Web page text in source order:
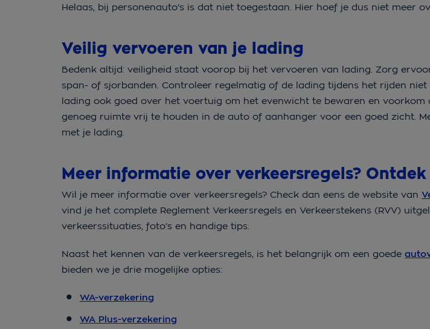
Helaas, bij personenauto's is dat niet toegestaan. Hier hoef je dus niet meer
Veilig vervoeren van je lading
Bedenk altijd: veiligheid staat voorop bij het vervoeren van lading. Zorg
span- of sjorbanden. Controleer regelmatig of de lading tijdens het rijden
lading ook goed over het voertuig om het evenwicht te bewaren en voorkom
genoeg ruimte vrij te houden in de auto of aanhanger voor een goed zicht.
met je lading.
Meer informatie over verkeersregels?
Wil je meer informatie over verkeersregels? Check dan eens de website van
vind je het complete Reglement Verkeersregels en Verkeerstekens (RVV)
verkeerssituaties, foto’s en handige tips.
Naast het kennen van de verkeersregels, is het belangrijk om een goede
bieden we je drie mogelijke opties:
WA-verzekering
WA Plus-verzekering